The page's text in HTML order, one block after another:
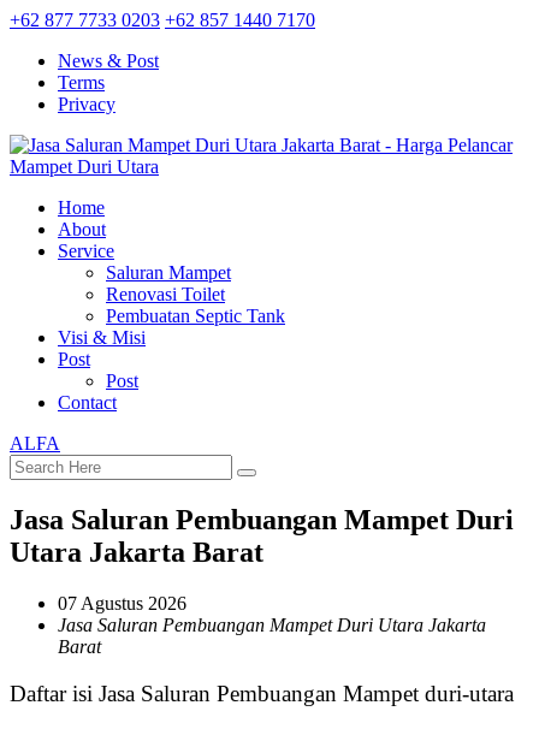
+62 877 7733 0203 +62 857 1440 7170
News & Post
Terms
Privacy
Home
About
Service
Saluran Mampet
Renovasi Toilet
Pembuatan Septic Tank
Visi & Misi
Post
Post
Contact
ALFA
Jasa Saluran Pembuangan Mampet Duri
Utara Jakarta Barat
07 Agustus 2026
Jasa Saluran Pembuangan Mampet Duri Utara Jakarta
Barat
Daftar isi Jasa Saluran Pembuangan Mampet duri-utara